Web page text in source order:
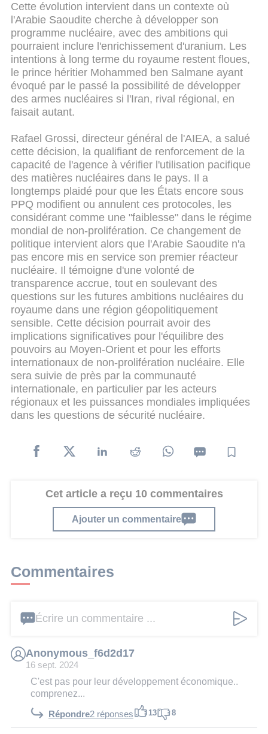
Cette évolution intervient dans un contexte où
l'Arabie Saoudite cherche à développer son
programme nucléaire, avec des ambitions qui
pourraient inclure l'enrichissement d'uranium. Les
intentions à long terme du royaume restent floues,
le prince héritier Mohammed ben Salmane ayant
évoqué par le passé la possibilité de développer
des armes nucléaires si l'Iran, rival régional, en
faisait autant.
Rafael Grossi, directeur général de l'AIEA, a salué
cette décision, la qualifiant de renforcement de la
capacité de l'agence à vérifier l'utilisation pacifique
des matières nucléaires dans le pays. Il a
longtemps plaidé pour que les États encore sous
PPQ modifient ou annulent ces protocoles, les
considérant comme une "faiblesse" dans le régime
mondial de non-prolifération. Ce changement de
politique intervient alors que l'Arabie Saoudite n'a
pas encore mis en service son premier réacteur
nucléaire. Il témoigne d'une volonté de
transparence accrue, tout en soulevant des
questions sur les futures ambitions nucléaires du
royaume dans une région géopolitiquement
sensible. Cette décision pourrait avoir des
implications significatives pour l'équilibre des
pouvoirs au Moyen-Orient et pour les efforts
internationaux de non-prolifération nucléaire. Elle
sera suivie de près par la communauté
internationale, en particulier par les acteurs
régionaux et les puissances mondiales impliquées
dans les questions de sécurité nucléaire.
Cet article a reçu 10 commentaires
Ajouter un commentaire
Commentaires
Écrire un commentaire ...
Anonymous_f6d2d17
16 sept. 2024
C'est pas pour leur développement économique..
comprenez...
Répondre2 réponses 13 8